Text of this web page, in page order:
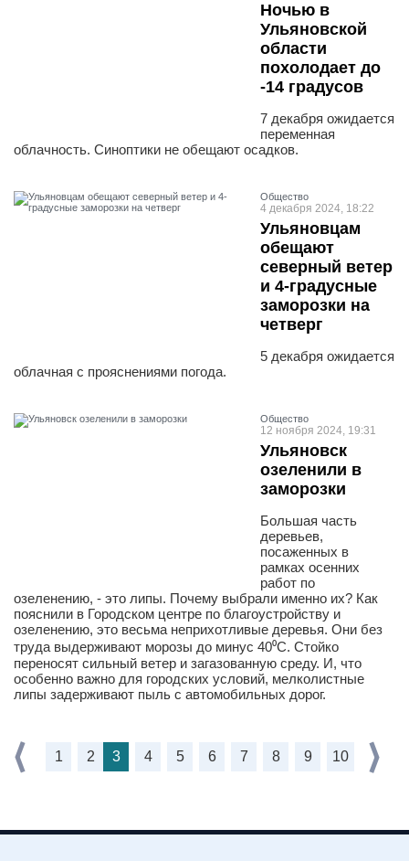
Ночью в
Ульяновской
области
похолодает до
-14 градусов
7 декабря ожидается
переменная
облачность. Синоптики не обещают осадков.
Общество
4 декабря 2024, 18:22
Ульяновцам
обещают
северный ветер
и 4-градусные
заморозки на
четверг
5 декабря ожидается
облачная с прояснениями погода.
Общество
12 ноября 2024, 19:31
Ульяновск
озеленили в
заморозки
Большая часть
деревьев,
посаженных в
рамках осенних
работ по
озеленению, - это липы. Почему выбрали именно их? Как
пояснили в Городском центре по благоустройству и
озеленению, это весьма неприхотливые деревья. Они без
труда выдерживают морозы до минус 40⁰С. Стойко
переносят сильный ветер и загазованную среду. И, что
особенно важно для городских условий, мелколистные
липы задерживают пыль с автомобильных дорог.
1 2 3 4 5 6 7 8 9 10